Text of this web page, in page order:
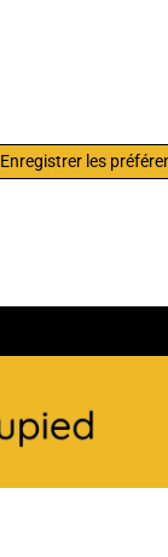
Enregistrer les